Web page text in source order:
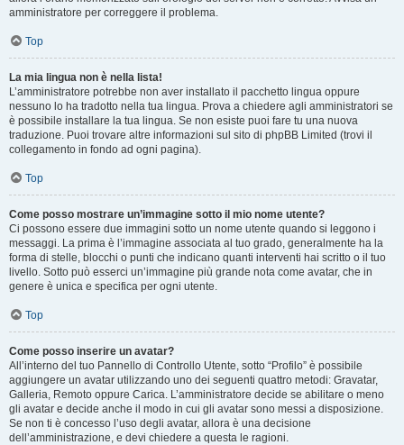
amministratore per correggere il problema.
Top
La mia lingua non è nella lista!
L’amministratore potrebbe non aver installato il pacchetto lingua oppure
nessuno lo ha tradotto nella tua lingua. Prova a chiedere agli amministratori se
è possibile installare la tua lingua. Se non esiste puoi fare tu una nuova
traduzione. Puoi trovare altre informazioni sul sito di phpBB Limited (trovi il
collegamento in fondo ad ogni pagina).
Top
Come posso mostrare un’immagine sotto il mio nome utente?
Ci possono essere due immagini sotto un nome utente quando si leggono i
messaggi. La prima è l’immagine associata al tuo grado, generalmente ha la
forma di stelle, blocchi o punti che indicano quanti interventi hai scritto o il tuo
livello. Sotto può esserci un’immagine più grande nota come avatar, che in
genere è unica e specifica per ogni utente.
Top
Come posso inserire un avatar?
All’interno del tuo Pannello di Controllo Utente, sotto “Profilo” è possibile
aggiungere un avatar utilizzando uno dei seguenti quattro metodi: Gravatar,
Galleria, Remoto oppure Carica. L’amministratore decide se abilitare o meno
gli avatar e decide anche il modo in cui gli avatar sono messi a disposizione.
Se non ti è concesso l’uso degli avatar, allora è una decisione
dell’amministrazione, e devi chiedere a questa le ragioni.